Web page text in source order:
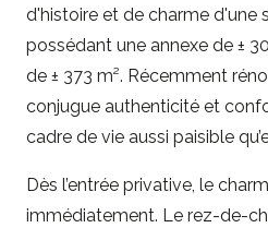
d'histoire et de charme d'une
possédant une annexe de ±
de ± 373 m². Récemment
conjugue authenticité et
cadre de vie aussi paisible
Dès l’entrée privative, le
immédiatement. Le rez-de-